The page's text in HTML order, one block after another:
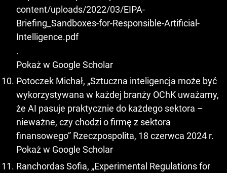
content/uploads/2022/03/EIPA-
Briefing_Sandboxes-for-Responsible-Artificial-
Intelligence.pdf
.
Pokaż w Google Scholar
Potoczek Michał, „Sztuczna inteligencja może być
wykorzystywana w każdej branży OChK uważamy,
że AI pasuje praktycznie do każdego sektora –
nieważne, czy chodzi o firmę z sektora
finansowego” Rzeczpospolita, 18 czerwca 2024 r.
Pokaż w Google Scholar
Ranchordas Sofia, „Experimental Regulations for